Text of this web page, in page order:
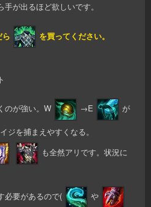
手が出るほど欲しいです。
ら を買ってください。
のが強い。W →E が
ジを捕まえやすくなる。
も全然アリです。状況に
必要があるので( や